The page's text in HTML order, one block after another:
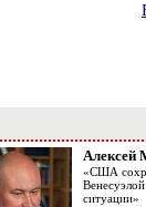
Алексей
«США
ситуации»